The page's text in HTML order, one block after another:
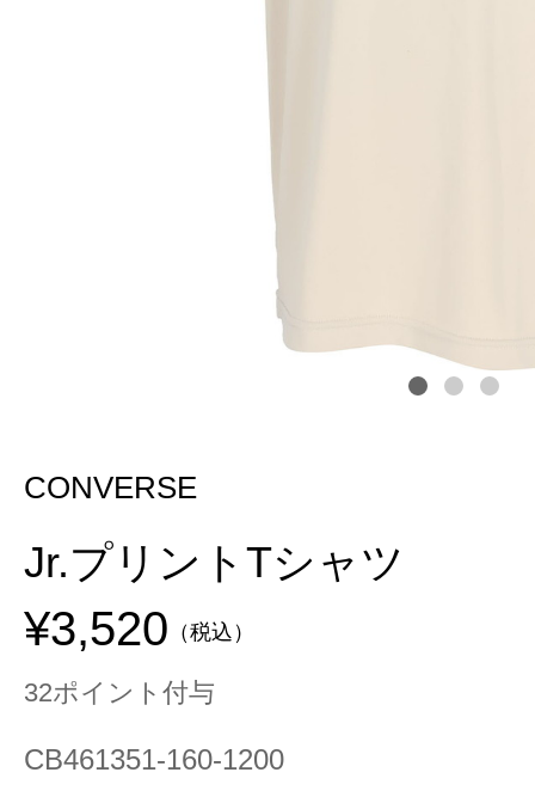
CONVERSE
Jr.プリントTシャツ
¥3,520 （税込）
32ポイント付与
CB461351-160-1200